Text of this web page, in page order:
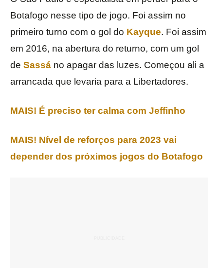
Botafogo nesse tipo de jogo. Foi assim no
primeiro turno com o gol do Kayque. Foi assim
em 2016, na abertura do returno, com um gol
de Sassá no apagar das luzes. Começou ali a
arrancada que levaria para a Libertadores.
MAIS! É preciso ter calma com Jeffinho
MAIS! Nível de reforços para 2023 vai
depender dos próximos jogos do Botafogo